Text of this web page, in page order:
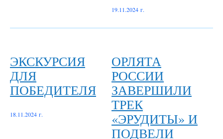
19.11.2024 г.
ЭКСКУРСИЯ
ДЛЯ
ПОБЕДИТЕЛЯ
18.11.2024 г.
ОРЛЯТА
РОССИИ
ЗАВЕРШИЛИ
ТРЕК
«ЭРУДИТЫ» И
ПОДВЕЛИ